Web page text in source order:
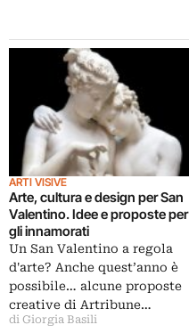
ARTI VISIVE
Arte, cultura e design per San
Valentino. Idee e proposte per
gli innamorati
Un San Valentino a regola
d'arte? Anche quest’anno è
possibile… alcune proposte
creative di Artribune…
di Giorgia Basili